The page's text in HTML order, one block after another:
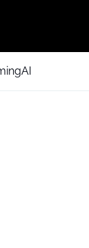
AI